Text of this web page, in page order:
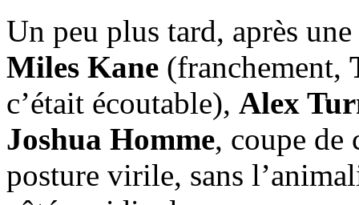
Un peu plus tard, après
Miles Kane (franchement,
c’était écoutable), Alex
Joshua Homme, coupe de
posture virile, sans